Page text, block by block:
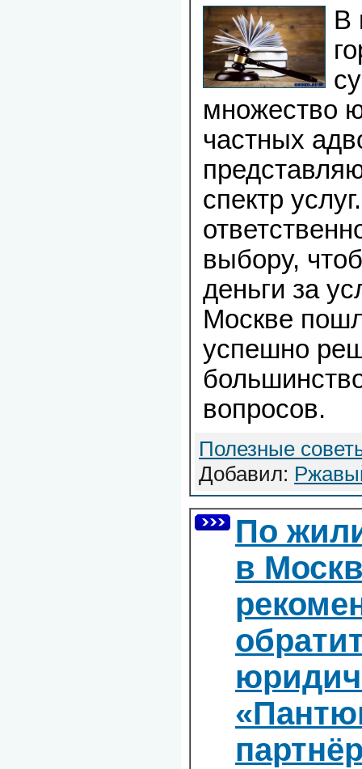
В
множество
частных
спектр
выбору,
деньги за
Москве
успешно
вопросов.
Полезные
Добавил:
По
в